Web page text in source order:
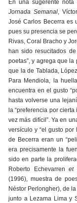
En una sugerente
Jornada Semanal,
José Carlos Becerra es
pues su presencia se
Rivas, Coral Bracho y
han sido resucitados
poetas”, y agrega que
que la de Tablada,
Para Mendiola, la
encuentra en el gusto
hasta volverse una
la “preferencia por
vez más difícil”. Ya en
versículo y “el gusto
de Becerra eran un
era precisamente la
sido en parte la
Roberto Echevarrenet
(1996), muestra de
Néstor Perlongher), de
junto a Lezama Lima y